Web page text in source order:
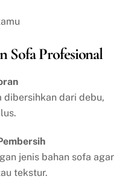
Sofa Profesional
dibersihkan dari debu,
jenis bahan sofa agar
tekstur.